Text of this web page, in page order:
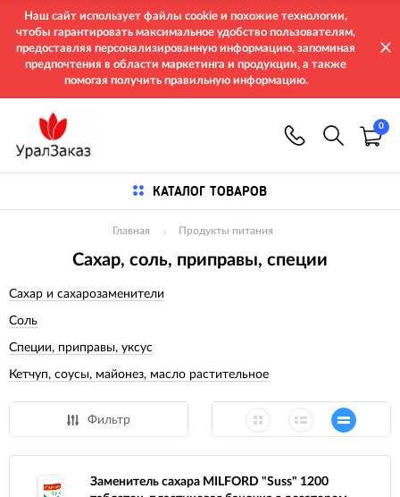
Наш сайт использует файлы cookie и похожие технологии,
чтобы гарантировать максимальное удобство пользователям,
предоставляя персонализированную информацию, запоминая
предпочтения в области маркетинга и продукции, а также
помогая получить правильную информацию.
0
КАТАЛОГ ТОВАРОВ
Главная Продукты питания
Сахар, соль, приправы, специи
Сахар и сахарозаменители
Соль
Специи, приправы, уксус
Кетчуп, соусы, майонез, масло растительное
Фильтр
Заменитель сахара MILFORD "Suss" 1200